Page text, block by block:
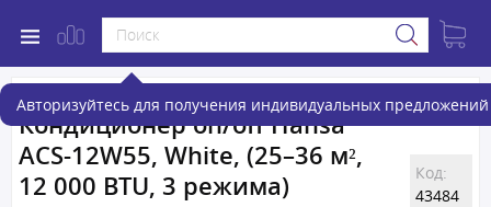
Авторизуйтесь для получения индивидуальных предложений
Кондиционер on/off Hansa
ACS-12W55, White, (25–36 м²,
12 000 BTU, 3 режима)
Код:
43484